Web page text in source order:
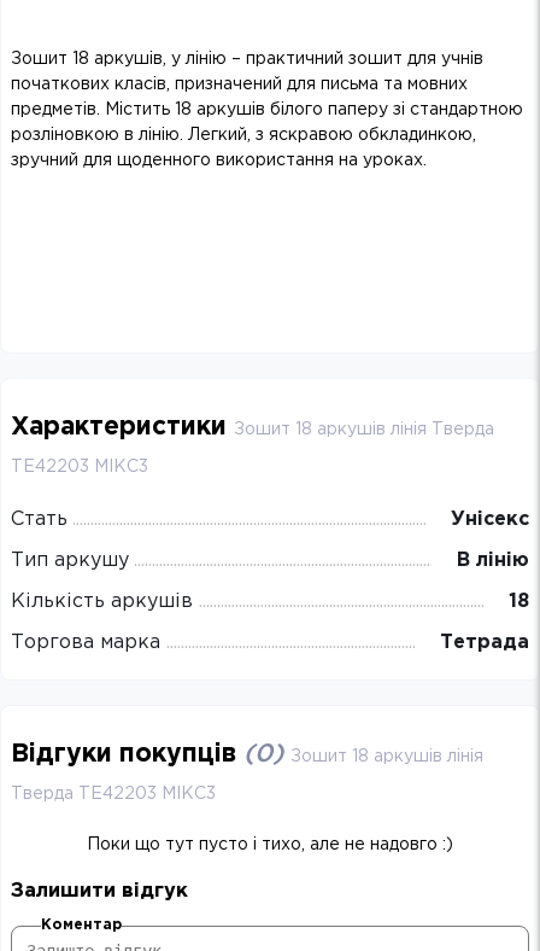
Зошит 18 аркушів, у лінію – практичний зошит для учнів
початкових класів, призначений для письма та мовних
предметів. Містить 18 аркушів білого паперу зі стандартною
розліновкою в лінію. Легкий, з яскравою обкладинкою,
зручний для щоденного використання на уроках.
Характеристики Зошит 18 аркушів лінія Тверда
ТЕ42203 МІКС3
Стать Унісекс
Тип аркушу В лінію
Кількість аркушів 18
Торгова марка Тетрада
Відгуки покупців (0) Зошит 18 аркушів лінія
Тверда ТЕ42203 МІКС3
Поки що тут пусто і тихо, але не надовго :)
Залишити відгук
Коментар